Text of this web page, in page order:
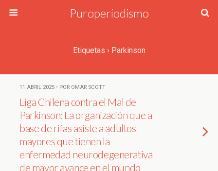
Puroperiodismo
Etiquetas › Parkinson
11 ABRIL 2025 • POR OMAR SCOTT
Liga Chilena contra el Mal de
Parkinson: La organización que a
base de rifas asiste a adultos
mayores que tienen la
enfermedad neurodegenerativa
de mayor avance en el mundo